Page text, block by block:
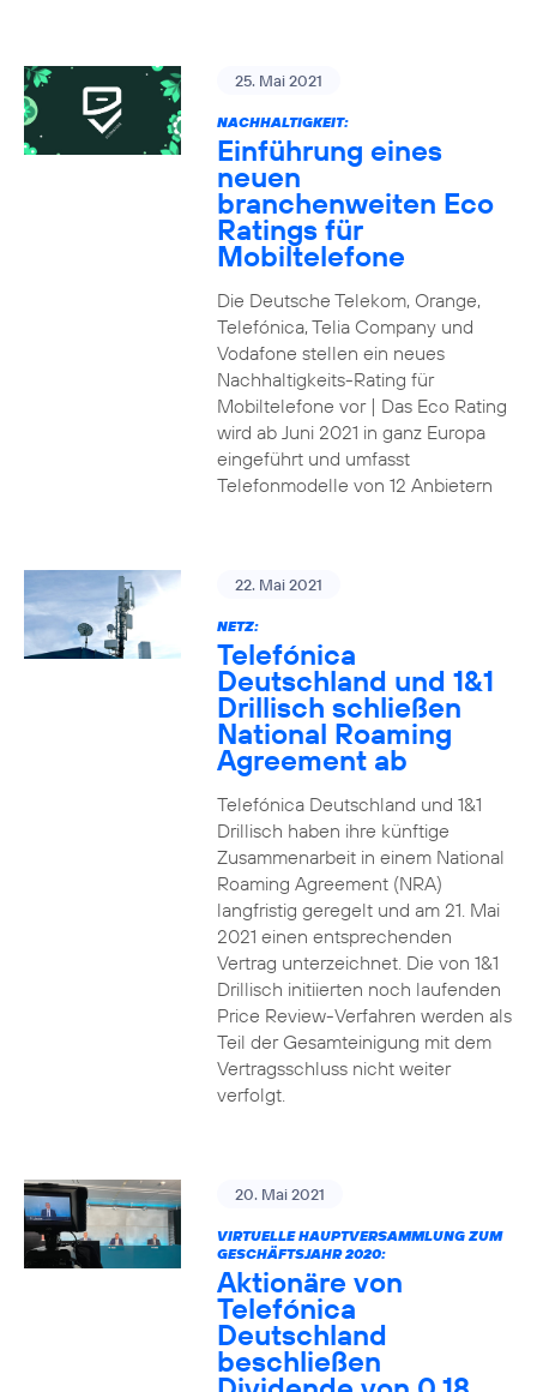
25. Mai 2021
NACHHALTIGKEIT:
Einführung eines
neuen
branchenweiten Eco
Ratings für
Mobiltelefone
Die Deutsche Telekom, Orange,
Telefónica, Telia Company und
Vodafone stellen ein neues
Nachhaltigkeits-Rating für
Mobiltelefone vor | Das Eco Rating
wird ab Juni 2021 in ganz Europa
eingeführt und umfasst
Telefonmodelle von 12 Anbietern
22. Mai 2021
NETZ:
Telefónica
Deutschland und 1&1
Drillisch schließen
National Roaming
Agreement ab
Telefónica Deutschland und 1&1
Drillisch haben ihre künftige
Zusammenarbeit in einem National
Roaming Agreement (NRA)
langfristig geregelt und am 21. Mai
2021 einen entsprechenden
Vertrag unterzeichnet. Die von 1&1
Drillisch initiierten noch laufenden
Price Review-Verfahren werden als
Teil der Gesamteinigung mit dem
Vertragsschluss nicht weiter
verfolgt.
20. Mai 2021
VIRTUELLE HAUPTVERSAMMLUNG ZUM
GESCHÄFTSJAHR 2020:
Aktionäre von
Telefónica
Deutschland
beschließen